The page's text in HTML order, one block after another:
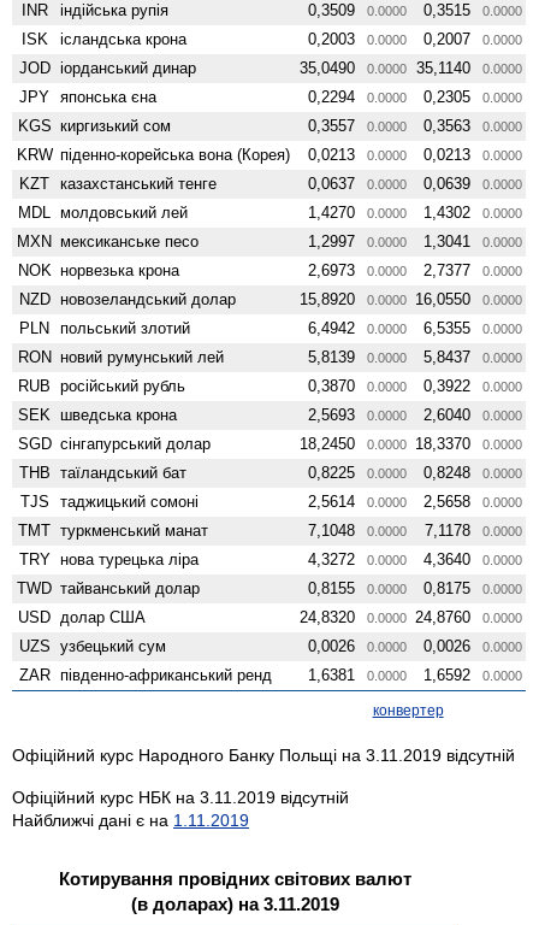
INR індійська рупія 0,3509 0.0000 0,3515 0.0000
ISK ісландська крона 0,2003 0.0000 0,2007 0.0000
JOD іорданський динар 35,0490 0.0000 35,1140 0.0000
JPY японська єна 0,2294 0.0000 0,2305 0.0000
KGS киргизький сом 0,3557 0.0000 0,3563 0.0000
KRW піденно-корейська вона (Корея) 0,0213 0.0000 0,0213 0.0000
KZT казахстанський тенге 0,0637 0.0000 0,0639 0.0000
MDL молдовський лей 1,4270 0.0000 1,4302 0.0000
MXN мексиканське песо 1,2997 0.0000 1,3041 0.0000
NOK норвезька крона 2,6973 0.0000 2,7377 0.0000
NZD ново­зеландський долар 15,8920 0.0000 16,0550 0.0000
PLN польський злотий 6,4942 0.0000 6,5355 0.0000
RON новий румунський лей 5,8139 0.0000 5,8437 0.0000
RUB російський рубль 0,3870 0.0000 0,3922 0.0000
SEK шведська крона 2,5693 0.0000 2,6040 0.0000
SGD сінгапурський долар 18,2450 0.0000 18,3370 0.0000
THB таїландський бат 0,8225 0.0000 0,8248 0.0000
TJS таджицький сомоні 2,5614 0.0000 2,5658 0.0000
TMT туркменський манат 7,1048 0.0000 7,1178 0.0000
TRY нова турецька ліра 4,3272 0.0000 4,3640 0.0000
TWD тайванський долар 0,8155 0.0000 0,8175 0.0000
USD долар США 24,8320 0.0000 24,8760 0.0000
UZS узбецький сум 0,0026 0.0000 0,0026 0.0000
ZAR південно-африканський ренд 1,6381 0.0000 1,6592 0.0000
конвертер
Офіційний курс Народного Банку Польщі на 3.11.2019 відсутній
Офіційний курс НБК на 3.11.2019 відсутній
Найближчі дані є на 1.11.2019
Котирування провідних світових валют
(в доларах) на 3.11.2019